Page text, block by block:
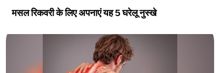
मसल रिकवरी के लिए अपनाएं यह 5 घरेलू नुस्खे